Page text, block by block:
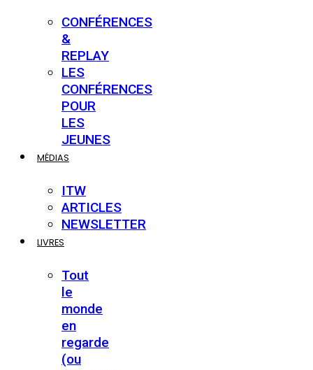
CONFÉRENCES
&
REPLAY
LES
CONFÉRENCES
POUR
LES
JEUNES
MÉDIAS
ITW
ARTICLES
NEWSLETTER
LIVRES
Tout
le
monde
en
regarde
(ou